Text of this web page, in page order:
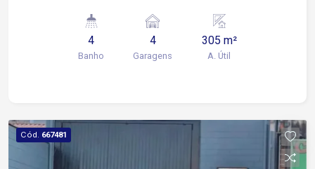
diversos segmentos comerciais Mezanino com
aproveitamento de área 2 banheiros no
pavimento térreo 2 banheiros no mezanino 4
estrutura para empresas que buscam
funcionalidade e praticidade Sobre a localização
Localizado no Jardim Piazza di Roma, região em
4
Banho
4
Garagens
305 m²
A. Útil
Cód. 667481